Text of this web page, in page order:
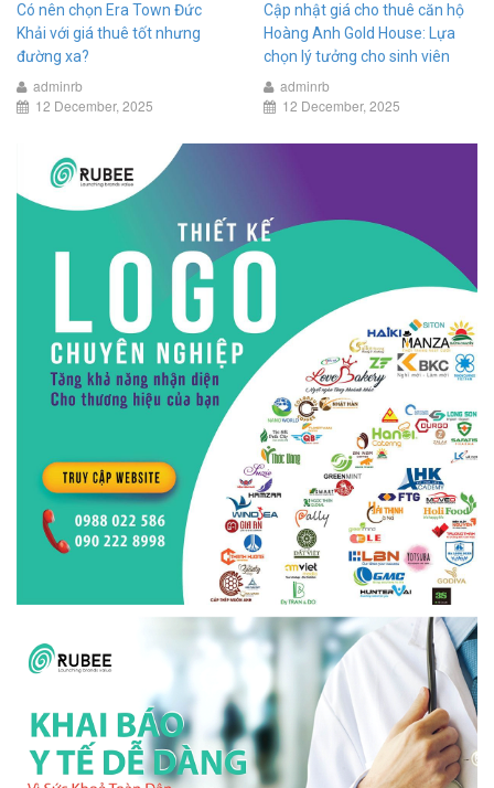
Có nên chọn Era Town Đức
Khải với giá thuê tốt nhưng
đường xa?
adminrb
12 December, 2025
Cập nhật giá cho thuê căn hộ
Hoàng Anh Gold House: Lựa
chọn lý tưởng cho sinh viên
adminrb
12 December, 2025